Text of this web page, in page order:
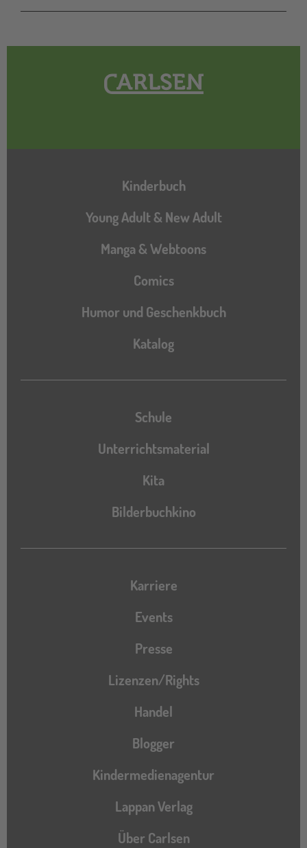
Hauptnavigation
Kinderbuch
Young Adult & New Adult
Manga & Webtoons
Comics
Humor und Geschenkbuch
Katalog
Katalog
Schule
Unterrichtsmaterial
Kita
Bilderbuchkino
Karriere
Events
Presse
Lizenzen/Rights
Handel
Blogger
Kindermedienagentur
Lappan Verlag
Über Carlsen